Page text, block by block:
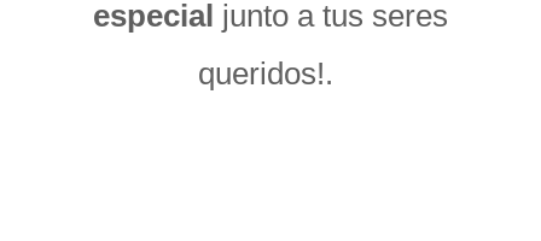
especial junto a tus seres
queridos!.